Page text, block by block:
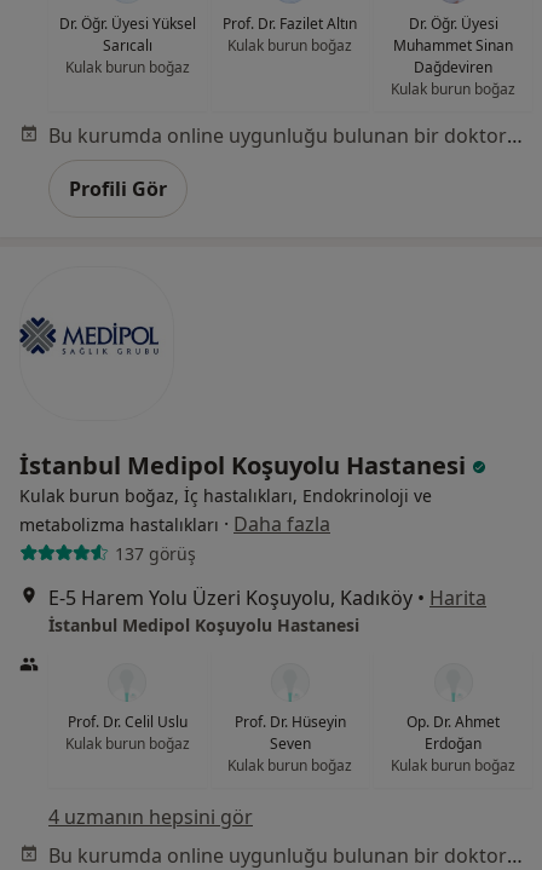
Dr. Öğr. Üyesi Yüksel
Sarıcalı
Kulak burun boğaz
Prof. Dr. Fazilet Altın
Kulak burun boğaz
Dr. Öğr. Üyesi
Muhammet Sinan
Dağdeviren
Kulak burun boğaz
Bu kurumda online uygunluğu bulunan bir doktor veya uzman bulunamadı
Profili Gör
İstanbul Medipol Koşuyolu Hastanesi
Kulak burun boğaz, İç hastalıkları, Endokrinoloji ve
metabolizma hastalıkları · Daha fazla
137 görüş
E-5 Harem Yolu Üzeri Koşuyolu, Kadıköy • Harita
İstanbul Medipol Koşuyolu Hastanesi
Prof. Dr. Celil Uslu
Kulak burun boğaz
Prof. Dr. Hüseyin
Seven
Kulak burun boğaz
Op. Dr. Ahmet
Erdoğan
Kulak burun boğaz
4 uzmanın hepsini gör
Bu kurumda online uygunluğu bulunan bir doktor veya uzman bulunamadı